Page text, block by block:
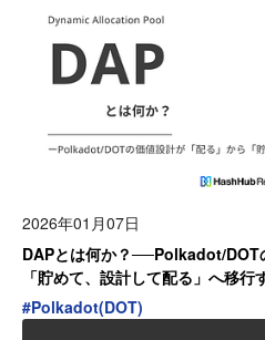
2026年01月07日
DAPとは何か？──Polkadot/DOT
「貯めて、設計して配る」へ移行
#Polkadot(DOT)